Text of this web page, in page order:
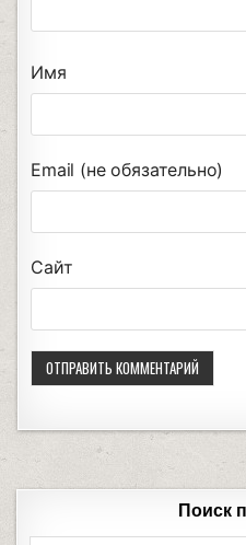
Имя
Email (не обязательно)
Сайт
Поиск